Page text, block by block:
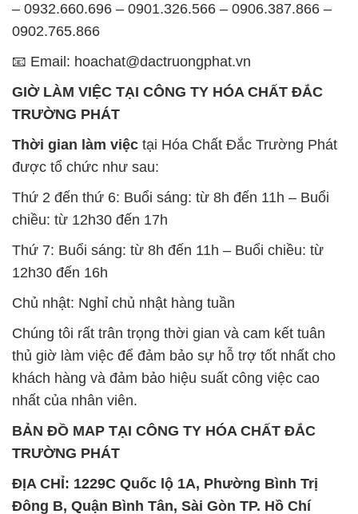
TRƯỜNG PHÁT
được tổ chức như sau:
Thứ 2 đến thứ 6: Buổi sáng: từ 8h đến 11h – Buổi
chiều: từ 12h30 đến 17h
Thứ 7: Buổi sáng: từ 8h đến 11h – Buổi chiều: từ
12h30 đến 16h
Chủ nhật: Nghỉ chủ nhật hàng tuần
thủ giờ làm việc để đảm bảo sự hỗ trợ tốt nhất cho
khách hàng và đảm bảo hiệu suất công việc cao
nhất của nhân viên.
BẢN ĐỒ MAP TẠI CÔNG TY HÓA CHẤT ĐẮC
TRƯỜNG PHÁT
ĐỊA CHỈ: 1229C Quốc lộ 1A, Phường Bình Trị
Đông B, Quận Bình Tân, Sài Gòn TP. Hồ Chí
Minh